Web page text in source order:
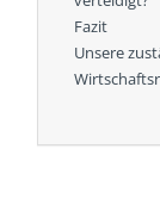
Fazit
Unsere